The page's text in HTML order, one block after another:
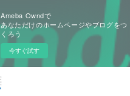
Ameba Owndで
あなただけのホームページやブログをつ
くろう
今すぐ試す